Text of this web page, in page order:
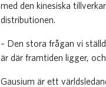
med den kinesiska
distributionen.
– Den stora frågan vi
är där framtiden ligger,
Gausium är ett